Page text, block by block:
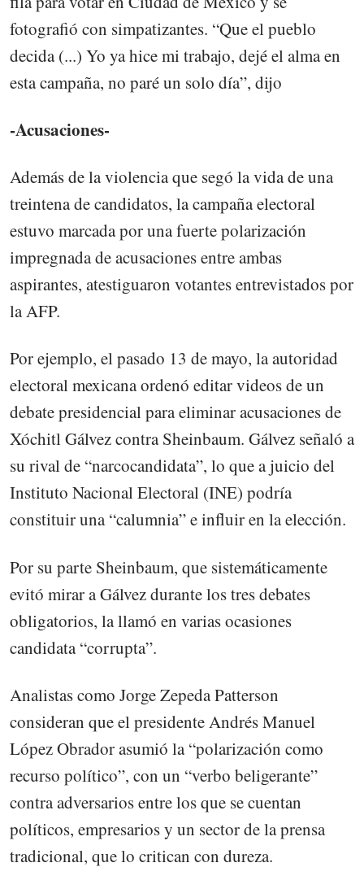
fotografió con simpatizantes. “Que el pueblo
decida (...) Yo ya hice mi trabajo, dejé el alma en
esta campaña, no paré un solo día”, dijo
-Acusaciones-
Además de la violencia que segó la vida de una
treintena de candidatos, la campaña electoral
estuvo marcada por una fuerte polarización
impregnada de acusaciones entre ambas
aspirantes, atestiguaron votantes entrevistados por
la AFP.
Por ejemplo, el pasado 13 de mayo, la autoridad
electoral mexicana ordenó editar videos de un
debate presidencial para eliminar acusaciones de
Xóchitl Gálvez contra Sheinbaum. Gálvez señaló a
su rival de “narcocandidata”, lo que a juicio del
Instituto Nacional Electoral (INE) podría
constituir una “calumnia” e influir en la elección.
Por su parte Sheinbaum, que sistemáticamente
evitó mirar a Gálvez durante los tres debates
obligatorios, la llamó en varias ocasiones
candidata “corrupta”.
Analistas como Jorge Zepeda Patterson
consideran que el presidente Andrés Manuel
López Obrador asumió la “polarización como
recurso político”, con un “verbo beligerante”
contra adversarios entre los que se cuentan
políticos, empresarios y un sector de la prensa
tradicional, que lo critican con dureza.